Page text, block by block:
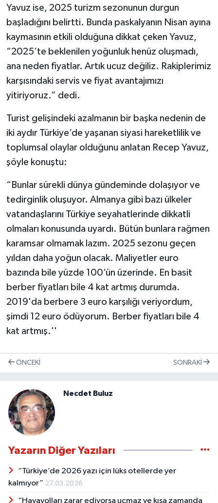
Yavuz ise, 2025 turizm sezonunun durgun
başladığını belirtti. Bunda paskalyanın Nisan ayına
kaymasının etkili olduğuna dikkat çeken Yavuz,
“2025’te beklenilen yoğunluk henüz oluşmadı,
ana neden fiyatlar. Artık ucuz değiliz. Rakiplerimiz
karşısındaki servis ve fiyat avantajımızı
yitiriyoruz.” dedi.
Turist gelişindeki azalmanın bir başka nedenin de
iki aydır Türkiye’de yaşanan siyasi hareketlilik ve
toplumsal olaylar olduğunu anlatan Recep Yavuz,
şöyle konuştu:
“Bunlar sürekli dünya gündeminde dolaşıyor ve
tedirginlik oluşuyor. Almanya gibi bazı ülkeler
vatandaşlarını Türkiye seyahatlerinde dikkatli
olmaları konusunda uyardı. Bütün bunlara rağmen
karamsar olmamak lazım. 2025 sezonu geçen
yıldan daha yoğun olacak. Maliyetler euro
bazında bile yüzde 100’ün üzerinde. En basit
berber fiyatları bile 4 kat artmış durumda.
2019'da berbere 3 euro karşılığı veriyordum,
şimdi 12 euro ödüyorum. Berber fiyatları bile 4
kat artmış.''
ÖNCEKI SONRAKI
Necdet Buluz
Yazarın Diğer Yazıları
“Türkiye’de 2026 yazı için lüks otellerde yer
kalmıyor” 27.03.2026
“Havayolları zarar ediyorsa uçmaz ve kısa zamanda